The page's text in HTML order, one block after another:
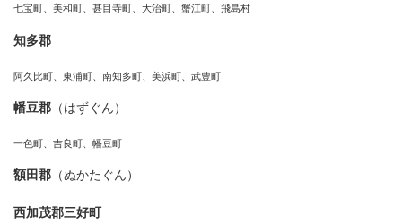
七宝町、美和町、甚目寺町、大治町、蟹江町、飛島村
知多郡
阿久比町、東浦町、南知多町、美浜町、武豊町
幡豆郡 （はずぐん）
一色町、吉良町、幡豆町
額田郡 （ぬかたぐん）
西加茂郡三好町